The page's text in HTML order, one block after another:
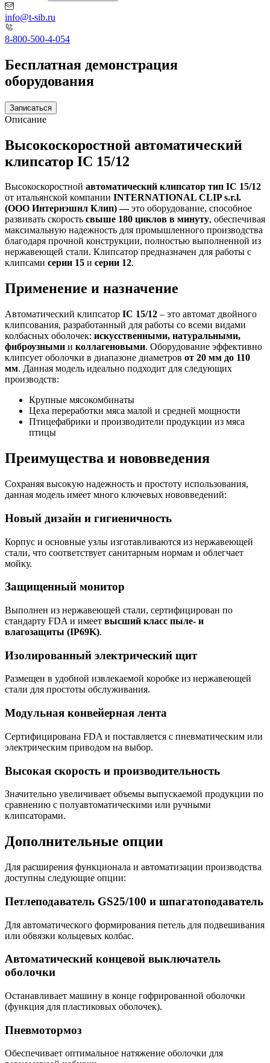
info@t-sib.ru
8-800-500-4-054
Бесплатная демонстрация
оборудования
Записаться
Описание
Высокоскоростной автоматический
клипсатор IC 15/12
Высокоскоростной автоматический клипсатор тип IC 15/12
от итальянской компании INTERNATIONAL CLIP s.r.l.
(ООО Интернэшнл Клип) —это оборудование, способное
развивать скорость свыше 180 циклов в минуту, обеспечивая
максимальную надежность для промышленного производства
благодаря прочной конструкции, полностью выполненной из
нержавеющей стали. Клипсатор предназначен для работы с
клипсами серии 15 и серии 12.
Применение и назначение
Автоматический клипсатор IC 15/12 – это автомат двойного
клипсования, разработанный для работы со всеми видами
колбасных оболочек: искусственными, натуральными,
фиброузными и коллагеновыми. Оборудование эффективно
клипсует оболочки в диапазоне диаметров от 20 мм до 110
мм. Данная модель идеально подходит для следующих
производств:
Крупные мясокомбинаты
Цеха переработки мяса малой и средней мощности
Птицефабрики и производители продукции из мяса
птицы
Преимущества и нововведения
Сохраняя высокую надежность и простоту использования,
данная модель имеет много ключевых нововведений:
Новый дизайн и гигиеничность
Корпус и основные узлы изготавливаются из нержавеющей
стали, что соответствует санитарным нормам и облегчает
мойку.
Защищенный монитор
Выполнен из нержавеющей стали, сертифицирован по
стандарту FDA и имеет высший класс пыле- и
влагозащиты (IP69K).
Изолированный электрический щит
Размещен в удобной извлекаемой коробке из нержавеющей
стали для простоты обслуживания.
Модульная конвейерная лента
Сертифицирована FDA и поставляется с пневматическим или
электрическим приводом на выбор.
Высокая скорость и производительность
Значительно увеличивает объемы выпускаемой продукции по
сравнению с полуавтоматическими или ручными
клипсаторами.
Дополнительные опции
Для расширения функционала и автоматизации производства
доступны следующие опции:
Петлеподаватель GS25/100 и шпагатоподаватель
Для автоматического формирования петель для подвешивания
или обвязки кольцевых колбас.
Автоматический концевой выключатель
оболочки
Останавливает машину в конце гофрированной оболочки
(функция для пластиковых оболочек).
Пневмотормоз
Обеспечивает оптимальное натяжение оболочки для